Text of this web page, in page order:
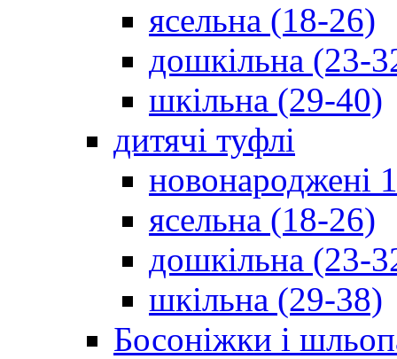
ясельна (18-26)
дошкільна (23-
шкільна (29-40)
дитячі туфлі
новонароджені
ясельна (18-26)
дошкільна (23-
шкільна (29-38)
Босоніжки і